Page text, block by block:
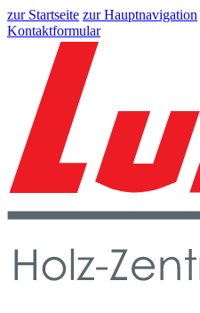
zur Startseite zur Hauptnavigation
Kontaktformular